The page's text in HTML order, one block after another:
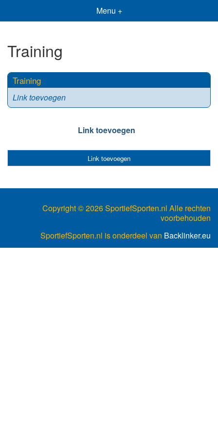
Menu +
Training
Training
Link toevoegen
Link toevoegen
Link toevoegen
Copyright ©2026 SportiefSporten.nl Alle rechten
voorbehouden
SportiefSporten.nl is onderdeel van Backlinker.eu